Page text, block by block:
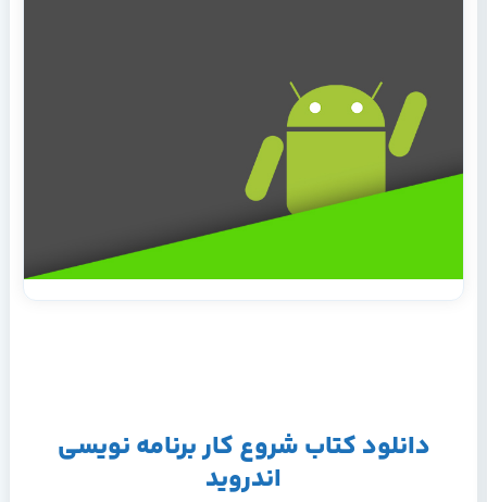
دانلود کتاب شروع کار برنامه نویسی
اندروید